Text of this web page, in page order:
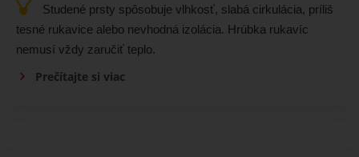
Studené prsty spôsobuje vlhkosť, slabá cirkulácia, príliš
tesné rukavice alebo nevhodná izolácia. Hrúbka rukavíc
nemusí vždy zaručiť teplo.
Prečítajte si viac